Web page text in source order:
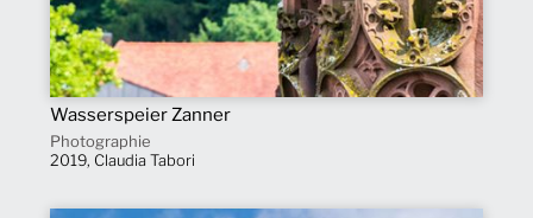
Wasserspeier Zanner
Photographie
2019, Claudia Tabori